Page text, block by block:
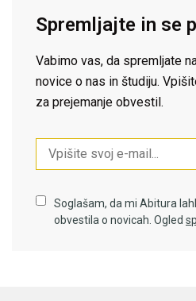
Spremljajte in se
Vabimo vas, da spremljate
novice o nas in študiju.
za prejemanje obvestil.
Soglašam, da mi Abitura
obvestila o novicah. Ogled